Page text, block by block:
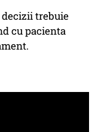
decizii trebuie
cu pacienta